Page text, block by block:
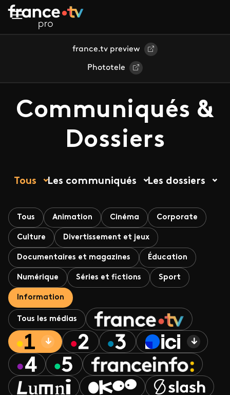
Aller au contenu principal
france.tv preview
Phototele
Communiqués &
Dossiers
Tous Les communiqués Les dossiers
Tous Animation Cinéma Corporate
Culture Divertissement et jeux
Documentaires et magazines Éducation
Numérique Séries et fictions Sport
Information
Tous les médias